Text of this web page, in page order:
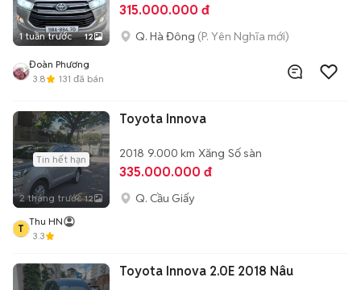
1 tuần trước 12
315.000.000 đ
Q. Hà Đông (P. Yên Nghĩa mới)
Đoàn Phương
3.8
131 đã bán
Tin hết hạn
2 tháng trước 12
Toyota Innova
2018 9.000 km Xăng Số sàn
335.000.000 đ
Q. Cầu Giấy
T
Thu HN
3.3
Toyota Innova 2.0E 2018 Nâu